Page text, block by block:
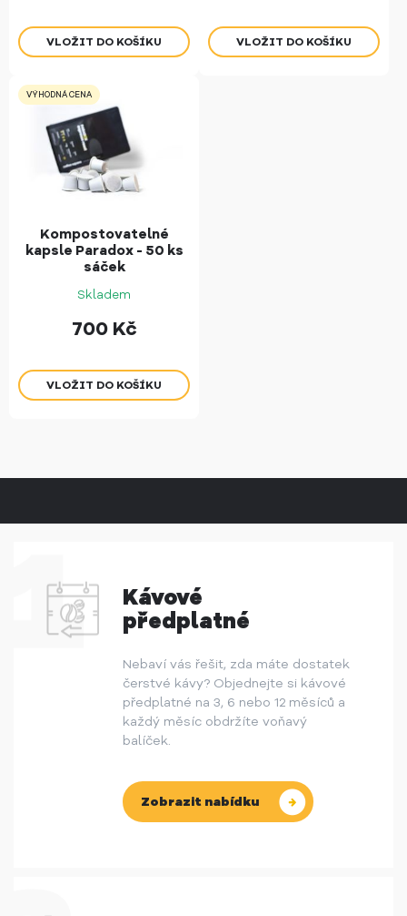
VÝHODNÁ CENA
Kompostovatelné
kapsle Paradox - 50 ks
sáček
Skladem
700 Kč
Kávové
předplatné
Nebaví vás řešit, zda máte dostatek
čerstvé kávy? Objednejte si kávové
předplatné na 3, 6 nebo 12 měsíců a
každý měsíc obdržíte voňavý
balíček.
Zobrazit nabídku